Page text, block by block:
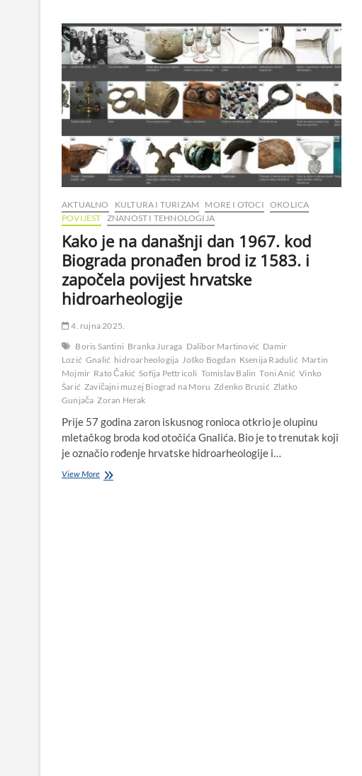
AKTUALNO KULTURA I TURIZAM MORE I OTOCI
OKOLICA
POVIJEST
ZNANOST I TEHNOLOGIJA
Kako je na današnji dan 1967. kod
Biograda pronađen brod iz 1583. i
započela povijest hrvatske
hidroarheologije
4. rujna 2025.
Boris Santini Branka Juraga Dalibor Martinović Damir
Lozić Gnalić hidroarheologija Joško Bogdan Ksenija Radulić Martin
Mojmir Rato Čakić Sofija Pettricoli Tomislav Balin Toni Anić Vinko
Šarić Zavičajni muzej Biograd na Moru Zdenko Brusić Zlatko
Gunjača Zoran Herak
Prije 57 godina zaron iskusnog ronioca otkrio je olupinu
mletačkog broda kod otočića Gnalića. Bio je to trenutak koji
je označio rođenje hrvatske hidroarheologije i…
View MoreKako